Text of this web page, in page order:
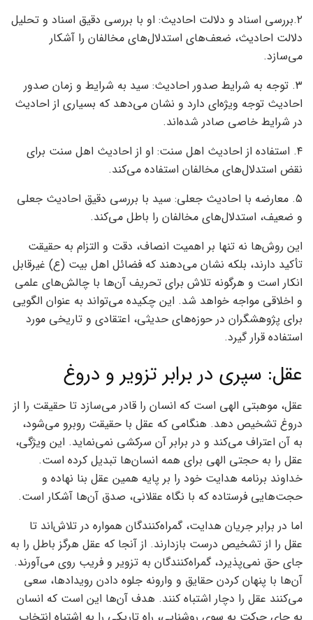
۲.بررسی اسناد و دلالت احادیث: او با بررسی دقیق اسناد و تحلیل
دلالت احادیث، ضعف‌های استدلال‌های مخالفان را آشکار
می‌سازد.
۳. توجه به شرایط صدور احادیث: سید به شرایط و زمان صدور
احادیث توجه ویژه‌ای دارد و نشان می‌دهد که بسیاری از احادیث
در شرایط خاصی صادر شده‌اند.
۴. استفاده از احادیث اهل سنت: او از احادیث اهل سنت برای
نقض استدلال‌های مخالفان استفاده می‌کند.
۵. معارضه با احادیث جعلی: سید با بررسی دقیق احادیث جعلی
و ضعیف، استدلال‌های مخالفان را باطل می‌کند.
این روش‌ها نه تنها بر اهمیت انصاف، دقت و التزام به حقیقت
تأکید دارند، بلکه نشان می‌دهند که فضائل اهل بیت (ع) غیرقابل
انکار است و هرگونه تلاش برای تحریف آن‌ها با چالش‌های علمی
و اخلاقی مواجه خواهد شد. این چکیده می‌تواند به عنوان الگویی
برای پژوهشگران در حوزه‌های حدیثی، اعتقادی و تاریخی مورد
استفاده قرار گیرد.
عقل: سپری در برابر تزویر و دروغ
عقل، موهبتی الهی است که انسان را قادر می‌سازد تا حقیقت را از
دروغ تشخیص دهد. هنگامی که عقل با حقیقت روبرو می‌شود،
به آن اعتراف می‌کند و در برابر آن سرکشی نمی‌نماید. این ویژگی،
عقل را به حجتی الهی برای همه انسان‌ها تبدیل کرده است.
خداوند برنامه هدایت خود را بر پایه همین عقل بنا نهاده و
حجت‌هایی فرستاده که با نگاه عقلانی، صدق آن‌ها آشکار است.
اما در برابر جریان هدایت، گمراه‌کنندگان همواره در تلاش‌اند تا
عقل را از تشخیص درست بازدارند. از آنجا که عقل هرگز باطل را به
جای حق نمی‌پذیرد، گمراه‌کنندگان به تزویر و فریب روی می‌آورند.
آن‌ها با پنهان کردن حقایق و وارونه جلوه دادن رویدادها، سعی
می‌کنند عقل را دچار اشتباه کنند. هدف آن‌ها این است که انسان